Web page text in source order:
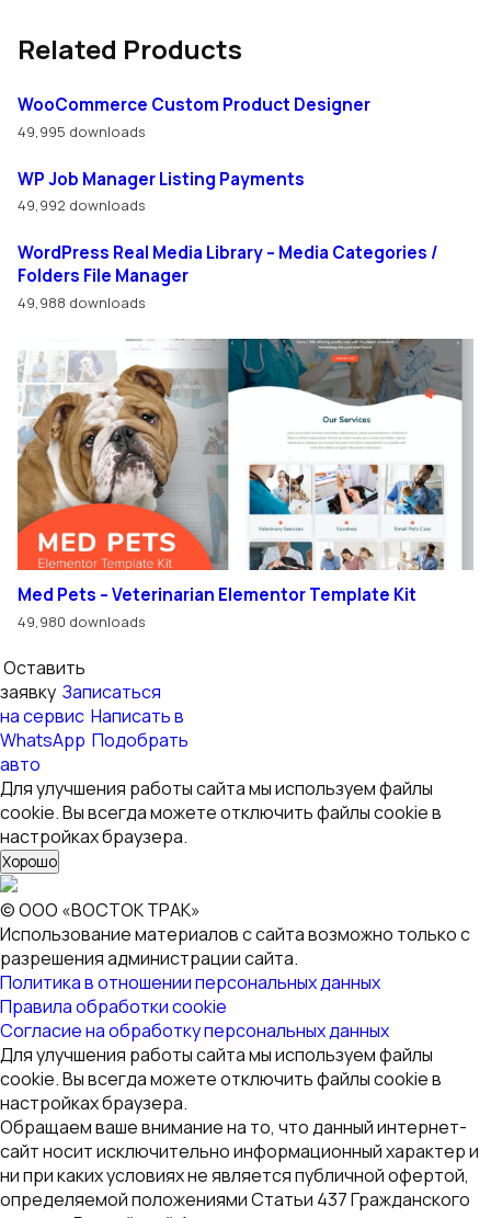
Related Products
WooCommerce Custom Product Designer
49,995 downloads
WP Job Manager Listing Payments
49,992 downloads
WordPress Real Media Library – Media Categories /
Folders File Manager
49,988 downloads
Med Pets – Veterinarian Elementor Template Kit
49,980 downloads
Оставить
заявку Записаться
на сервис Написать в
WhatsApp Подобрать
авто
Для улучшения работы сайта мы используем файлы
cookie. Вы всегда можете отключить файлы cookie в
настройках браузера.
Хорошо
© ООО «ВОСТОК ТРАК»
Использование материалов с сайта возможно только с
разрешения администрации сайта.
Политика в отношении персональных данных
Правила обработки cookie
Согласие на обработку персональных данных
Для улучшения работы сайта мы используем файлы
cookie. Вы всегда можете отключить файлы cookie в
настройках браузера.
Обращаем ваше внимание на то, что данный интернет-
сайт носит исключительно информационный характер и
ни при каких условиях не является публичной офертой,
определяемой положениями Статьи 437 Гражданского